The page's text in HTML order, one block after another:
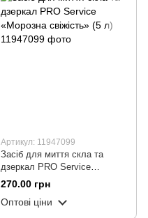
Артикул: 11947099
Засіб для миття скла та
дзеркал PRO Service
«Морозна свіжість» (5 л)
270.00 грн
Оптові ціни